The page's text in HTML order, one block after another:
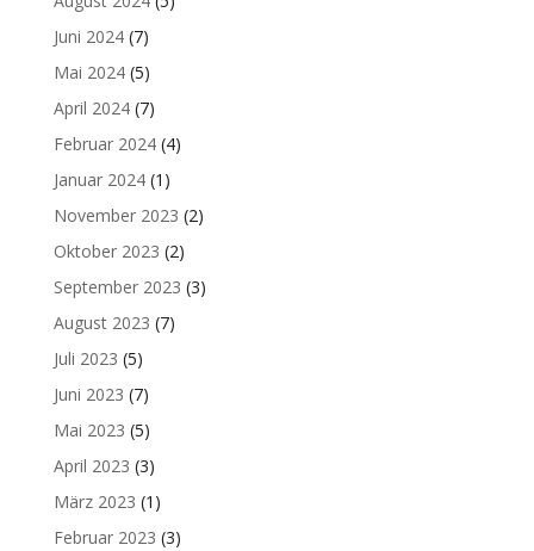
Juni 2024(7)
Mai 2024(5)
April 2024(7)
Februar 2024(4)
Januar 2024(1)
November 2023 (2)
Oktober 2023 (2)
September 2023 (3)
August 2023 (7)
Juli 2023 (5)
Juni 2023 (7)
Mai 2023 (5)
April 2023 (3)
März 2023 (1)
Februar 2023 (3)